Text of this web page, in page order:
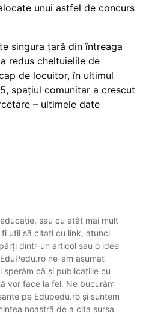
unui astfel de concurs
singura țară din întreaga
redus cheltuielile de
de locuitor, în ultimul
spațiul comunitar a crescut
– ultimele date
sau cu atât mai mult
util să citați cu link, atunci
dintr-un articol sau o idee
ne-am asumat
că și publicațiile cu
vor face la fel. Ne bucurăm
pe Edupedu.ro și suntem
noastră de a cita sursa